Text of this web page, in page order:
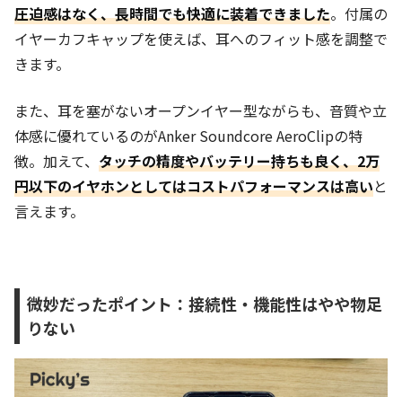
圧迫感はなく、長時間でも快適に装着できました。付属の
イヤーカフキャップを使えば、耳へのフィット感を調整で
きます。
また、耳を塞がないオープンイヤー型ながらも、音質や立
体感に優れているのがAnker Soundcore AeroClipの特
徴。加えて、 タッチの精度やバッテリー持ちも良く、2万
円以下のイヤホンとしてはコストパフォーマンスは高いと
言えます。
微妙だったポイント：接続性・機能性はやや物足
りない